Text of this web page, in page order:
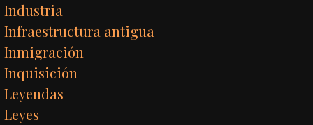
Industria
Infraestructura antigua
Inmigración
Inquisición
Leyendas
Leyes